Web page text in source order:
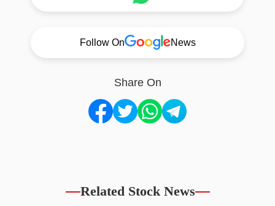
Follow On News
Share On
Related Stock News